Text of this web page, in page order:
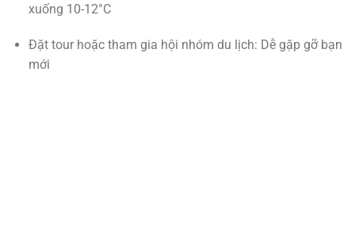
xuống 10-12°C
Đặt tour hoặc tham gia hội nhóm du lịch: Dễ gặp gỡ bạn
mới